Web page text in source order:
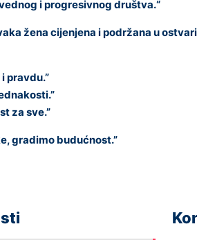
i progresivnog društva.“
žena cijenjena i podržana u
pravdu.”
za sve.”
gradimo budućnost.”